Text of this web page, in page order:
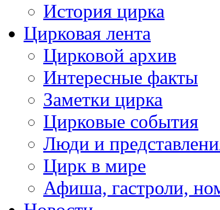
История цирка
Цирковая лента
Цирковой архив
Интересные факты
Заметки цирка
Цирковые события
Люди и
Цирк в мире
Афиша, гастроли,